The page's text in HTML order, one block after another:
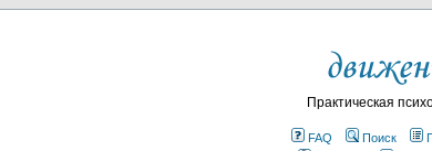
Практическая
FAQ Поиск